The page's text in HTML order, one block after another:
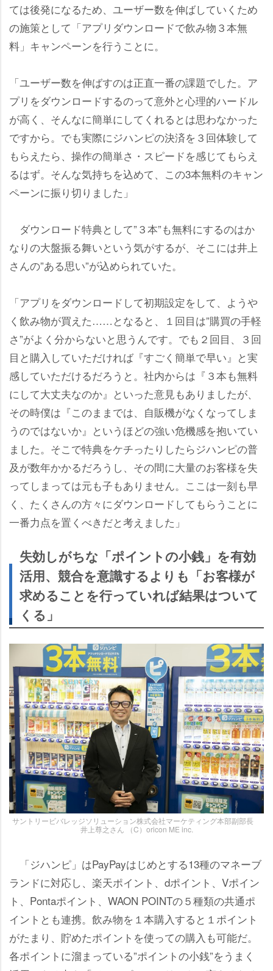
ては後発になるため、ユーザー数を伸ばしていくため
の施策として「アプリダウンロードで飲み物３本無
料」キャンペーンを行うことに。
「ユーザー数を伸ばすのは正直一番の課題でした。ア
プリをダウンロードするのって意外と心理的ハードル
が高く、そんなに簡単にしてくれるとは思わなかった
ですから。でも実際にジハンピの決済を３回体験して
もらえたら、操作の簡単さ・スピードを感じてもらえ
るはず。そんな気持ちを込めて、この3本無料のキャン
ペーンに振り切りました」
ダウンロード特典として”３本”も無料にするのはか
なりの大盤振る舞いという気がするが、そこには井上
さんの”ある思い”が込められていた。
「アプリをダウンロードして初期設定をして、よう
く飲み物が買えた……となると、１回目は”購買の手軽
さ”がよく分からないと思うんです。でも２回目、３回
目と購入していただければ『すごく簡単で早い』と実
感していただけるだろうと。社内からは『３本も無料
にして大丈夫なのか』といった意見もありましたが、
その時僕は『このままでは、自販機がなくなってしま
うのではないか』というほどの強い危機感を抱いてい
ました。そこで特典をケチったりしたらジハンピの普
及が数年かかるだろうし、その間に大量のお客様を失
ってしまっては元も子もありません。ここは一刻も早
く、たくさんの方々にダウンロードしてもらうことに
一番力点を置くべきだと考えました」
失効しがちな「ポイントの小銭」を有効
活用、競合を意識するよりも「お客様が
求めることを行っていれば結果はついて
くる」
サントリービバレッジソリューション株式会社マーケティング本部副部長
井上尊之さん （C）oricon ME inc.
「ジハンピ」はPayPayはじめとする13種のマネーブ
ランドに対応し、楽天ポイント、dポイント、Vポイン
ト、Pontaポイント、WAON POINTの５種類の共通ポ
イントとも連携。飲み物を１本購入すると１ポイント
がたまり、貯めたポイントを使っての購入も可能だ。
各ポイントに溜まっている”ポイントの小銭”をうまく